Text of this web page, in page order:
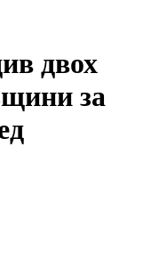
двох
за